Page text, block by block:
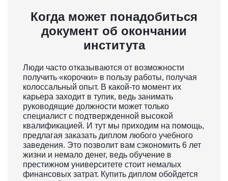
Когда может понадобиться
документ об окончании
института
Люди часто отказываются от возможности
получить «корочки» в пользу работы, получая
колоссальный опыт. В какой-то момент их
карьера заходит в тупик, ведь занимать
руководящие должности может только
специалист с подтвержденной высокой
квалификацией. И тут мы приходим на помощь,
предлагая заказать диплом любого учебного
заведения. Это позволит вам сэкономить 6 лет
жизни и немало денег, ведь обучение в
престижном университете стоит немалых
финансовых затрат. Купить диплом обойдется